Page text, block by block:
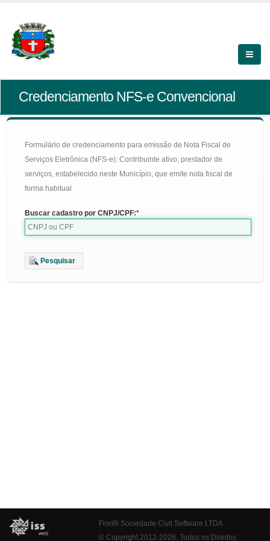
Credenciamento NFS-e Convencional
Formulário de credenciamento para emissão de Nota Fiscal de
Serviços Eletrônica (NFS-e): Contribuinte ativo, prestador de
serviços, estabelecido neste Município, que emite nota fiscal de
forma habitual
Buscar cadastro por CNPJ/CPF:
Pesquisar
Fiorilli Sociedade Civil Software LTDA
© Copyright 2012-2026. Todos os Direitos